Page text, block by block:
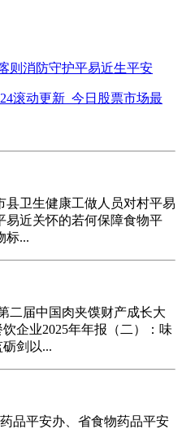
则消防守护平易近生平安
滚动更新_今日股票市场最
县卫生健康工做人员对村平易
易近关怀的若何保障食物平
标...
二届中国肉夹馍财产成长大
企业2025年年报（二）：味
剑以...
品平安办、省食物药品平安